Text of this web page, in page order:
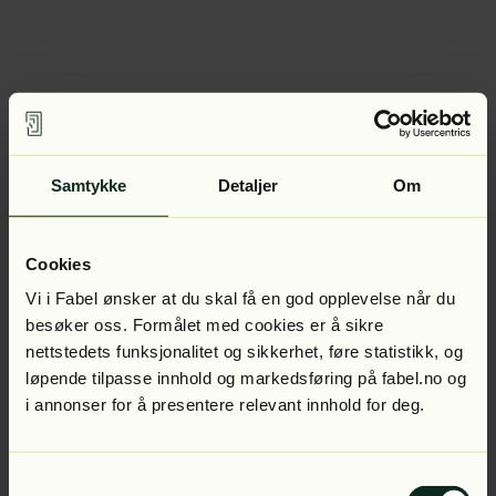
Samtykke Detaljer Om
Cookies
Vi i Fabel ønsker at du skal få en god opplevelse når du
besøker oss. Formålet med cookies er å sikre
nettstedets funksjonalitet og sikkerhet, føre statistikk, og
løpende tilpasse innhold og markedsføring på fabel.no og
i annonser for å presentere relevant innhold for deg.